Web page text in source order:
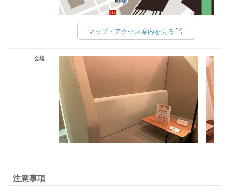
マップ・アクセス案内を見る
会場
注意事項